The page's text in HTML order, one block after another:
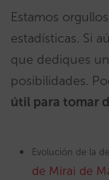
Estamos
estadísticas. Si
que dediques
posibilidades.
útil para tomar
Evolución de la
de Mirai de